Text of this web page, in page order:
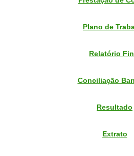
Plano de
Relatório
Conciliação
Resultado
Extrato